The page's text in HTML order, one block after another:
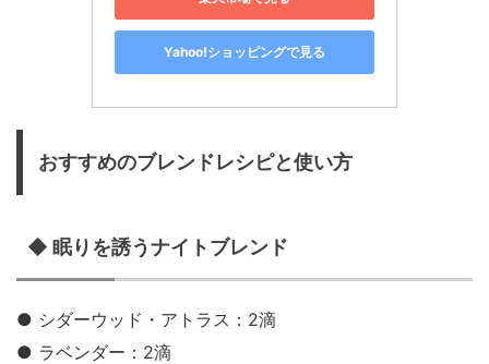
Yahoo!ショッピングで見る
おすすめのブレンドレシピと使い方
◆ 眠りを誘うナイトブレンド
● シダーウッド・アトラス：2滴
● ラベンダー：2滴